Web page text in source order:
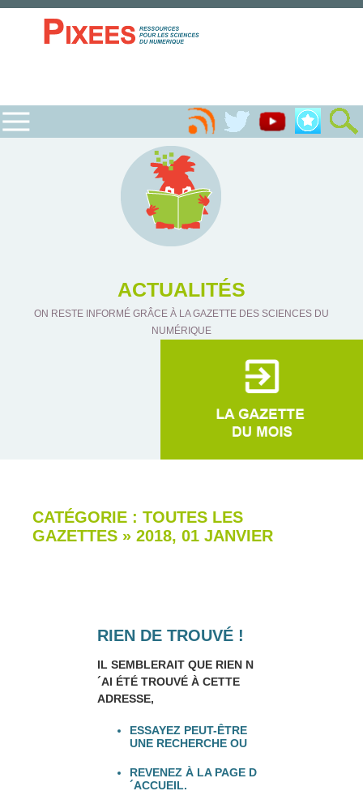
ACTUALITÉS
ON RESTE INFORMÉ GRÂCE À LA GAZETTE DES SCIENCES DU
NUMÉRIQUE
CATÉGORIE : TOUTES LES
GAZETTES » 2018, 01 JANVIER
RIEN DE TROUVÉ !
IL SEMBLERAIT QUE RIEN N
´AI ÉTÉ TROUVÉ À CETTE
ADRESSE,
ESSAYEZ PEUT-ÊTRE
UNE RECHERCHE OU
REVENEZ À LA PAGE D
´ACCUEIL.